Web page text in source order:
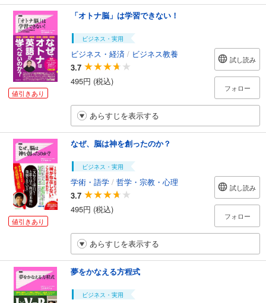
値引きあり
「オトナ脳」は学習できない！
ビジネス・実用
ビジネス・経済 / ビジネス教養
3.7
495円 (税込)
試し読み
フォロー
あらすじを表示する
値引きあり
なぜ、脳は神を創ったのか？
ビジネス・実用
学術・語学 / 哲学・宗教・心理
3.7
495円 (税込)
試し読み
フォロー
あらすじを表示する
夢をかなえる方程式
ビジネス・実用